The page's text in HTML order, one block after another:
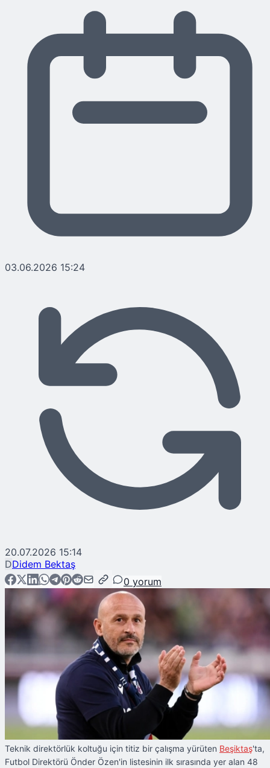
03.06.2026 15:24
20.07.2026 15:14
DDidem Bektaş
0 yorum
Teknik direktörlük koltuğu için titiz bir çalışma yürüten Beşiktaş'ta,
Futbol Direktörü Önder Özen'in listesinin ilk sırasında yer alan 48